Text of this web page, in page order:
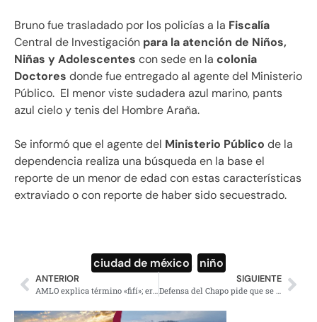
Bruno fue trasladado por los policías a la Fiscalía
Central de Investigación para la atención de Niños,
Niñas y Adolescentes con sede en la colonia
Doctores donde fue entregado al agente del Ministerio
Público. El menor viste sudadera azul marino, pants
azul cielo y tenis del Hombre Araña.
Se informó que el agente del Ministerio Público de la
dependencia realiza una búsqueda en la base el
reporte de un menor de edad con estas características
extraviado o con reporte de haber sido secuestrado.
ciudad de méxico niño
ANTERIOR
AMLO explica término «fifí»; era utilizado desde la época de Madero, dice
SIGUIENTE
Defensa del Chapo pide que se repita el juicio por considerarlo injusto